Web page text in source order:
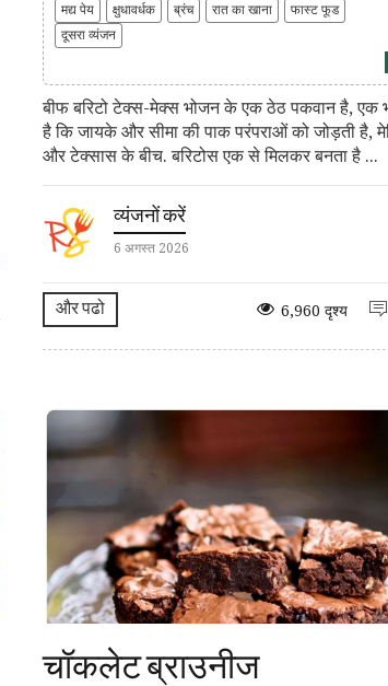
मद्य पेय
क्षुधावर्धक ब्रंच रात का खाना
फास्ट फूड
दूसरा व्यंजन
बीफ बरिटो टेक्स-मेक्स भोजन के एक ठेठ पकवान है, एक
है कि जायके और सीमा की पाक परंपराओं को जोड़ती है,
और टेक्सास के बीच. बरिटोस एक से मिलकर बनता है ...
व्यंजनों करें
6 अगस्त 2026
और पढो 6,960 दृश्य
चॉकलेट ब्राउनीज